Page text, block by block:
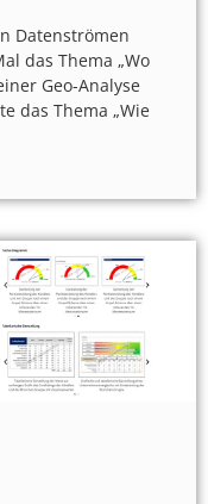
Datenströmen
das Thema „Wo
Geo-Analyse
das Thema „Wie